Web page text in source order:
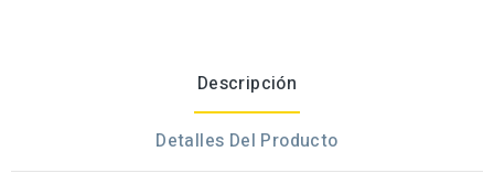
Descripción
Detalles Del Producto